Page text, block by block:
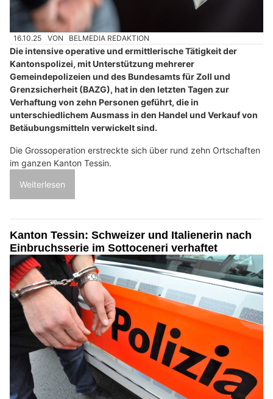
16.10.25 VON BELMEDIA REDAKTION
Die intensive operative und ermittlerische Tätigkeit der
Kantonspolizei, mit Unterstützung mehrerer
Gemeindepolizeien und des Bundesamts für Zoll und
Grenzsicherheit (BAZG), hat in den letzten Tagen zur
Verhaftung von zehn Personen geführt, die in
unterschiedlichem Ausmass in den Handel und Verkauf von
Betäubungsmitteln verwickelt sind.
Die Grossoperation erstreckte sich über rund zehn Ortschaften
im ganzen Kanton Tessin.
Weiterlesen
Kanton Tessin: Schweizer und Italienerin nach
Einbruchsserie im Sottoceneri verhaftet